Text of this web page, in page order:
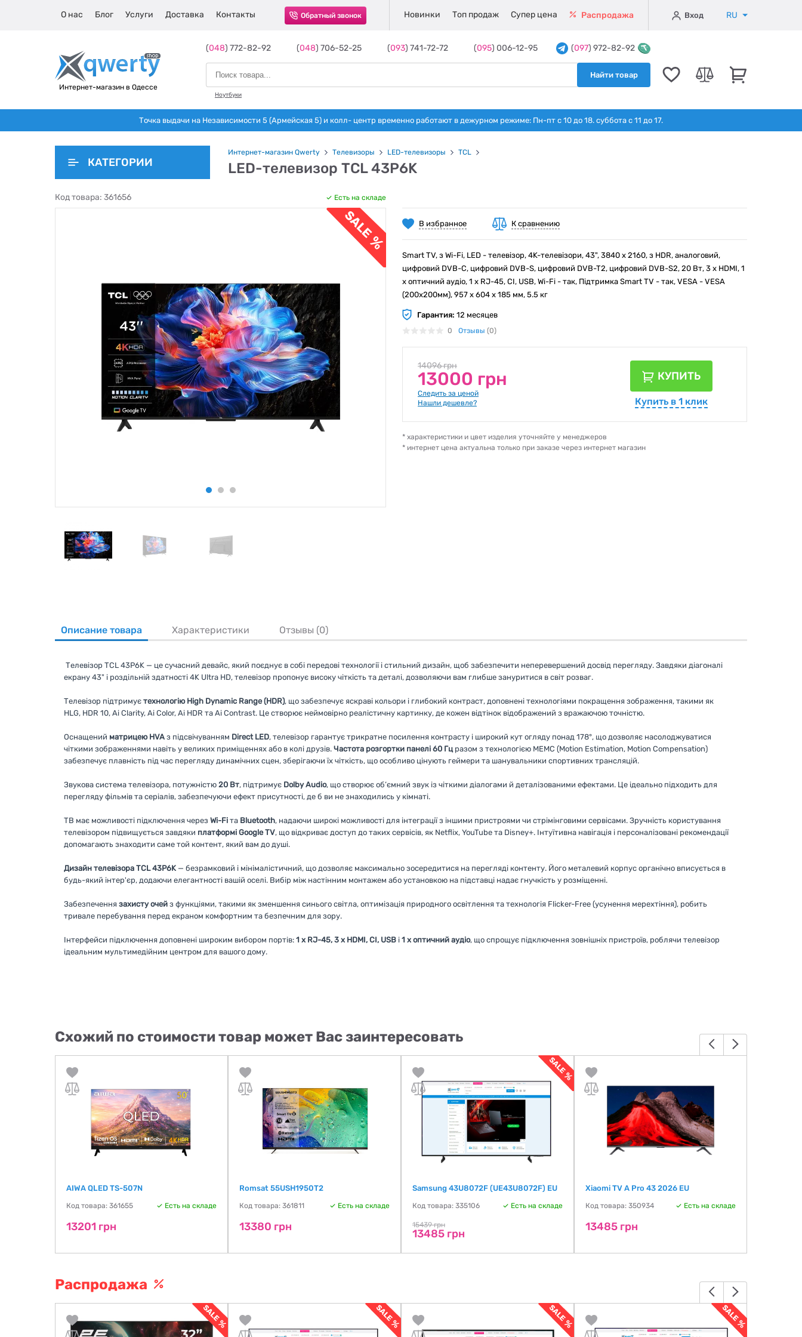
О нас Блог Услуги Доставка Контакты Обратный звонок Новинки Топ продаж Супер цена Распродажа Вход RU
Интернет-магазин в Одессе
(048) 772-82-92 (048) 706-52-25 (093) 741-72-72 (095) 006-12-95 (097) 972-82-92
Найти товар
Ноутбуки
Точка выдачи на Независимости 5 (Армейская 5) и колл- центр временно работают в дежурном режиме: Пн-пт с 10 до 18. суббота с 11 до 17.
КАТЕГОРИИ
Интернет-магазин Qwerty Телевизоры LED-телевизоры TCL
LED-телевизор TCL 43P6K
Код товара: 361656 Есть на складе
В избранное К сравнению
Smart TV, з Wi-Fi, LED - телевізор, 4K-телевізори, 43", 3840 x 2160, з HDR, аналоговий,
цифровий DVB-C, цифровий DVB-S, цифровий DVB-T2, цифровий DVB-S2, 20 Вт, 3 x HDMI, 1
x оптичний аудіо, 1 x RJ-45, CI, USB, Wi-Fi - так, Підтримка Smart TV - так, VESA - VESA
(200x200мм), 957 x 604 x 185 мм, 5.5 кг
Гарантия: 12 месяцев
0 Отзывы (0)
14096 грн
13000 грн
Следить за ценой
Нашли дешевле?
КУПИТЬ
Купить в 1 клик
* характеристики и цвет изделия уточняйте у менеджеров
* интернет цена актуальна только при заказе через интернет магазин
Описание товара Характеристики Отзывы (0)
Телевізор TCL 43P6K — це сучасний девайс, який поєднує в собі передові технології і стильний дизайн, щоб забезпечити неперевершений досвід перегляду. Завдяки діагоналі
екрану 43" і роздільній здатності 4K Ultra HD, телевізор пропонує високу чіткість та деталі, дозволяючи вам глибше зануритися в світ розваг.
Телевізор підтримує технологію High Dynamic Range (HDR), що забезпечує яскраві кольори і глибокий контраст, доповнені технологіями покращення зображення, такими як
HLG, HDR 10, Ai Clarity, Ai Color, Ai HDR та Ai Contrast. Це створює неймовірно реалістичну картинку, де кожен відтінок відображений з вражаючою точністю.
Оснащений матрицею HVA з підсвічуванням Direct LED, телевізор гарантує трикратне посилення контрасту і широкий кут огляду понад 178°, що дозволяє насолоджуватися
чіткими зображеннями навіть у великих приміщеннях або в колі друзів. Частота розгортки панелі 60 Гцразом з технологією MEMC (Motion Estimation, Motion Compensation)
забезпечує плавність під час перегляду динамічних сцен, зберігаючи їх чіткість, що особливо цінують геймери та шанувальники спортивних трансляцій.
Звукова система телевізора, потужністю 20 Вт, підтримує Dolby Audio, що створює об’ємний звук із чіткими діалогами й деталізованими ефектами. Це ідеально підходить для
перегляду фільмів та серіалів, забезпечуючи ефект присутності, де б ви не знаходились у кімнаті.
ТВ має можливості підключення через Wi-Fi та Bluetooth, надаючи широкі можливості для інтеграції з іншими пристроями чи стрімінговими сервісами. Зручність користування
телевізором підвищується завдяки платформі Google TV, що відкриває доступ до таких сервісів, як Netflix, YouTube та Disney+. Інтуїтивна навігація і персоналізовані рекомендації
допомагають знаходити саме той контент, який вам до душі.
Дизайн телевізора TCL 43P6K — безрамковий і мінімалістичний, що дозволяє максимально зосередитися на перегляді контенту. Його металевий корпус органічно вписується в
будь-який інтер'єр, додаючи елегантності вашій оселі. Вибір між настінним монтажем або установкою на підставці надає гнучкість у розміщенні.
Забезпечення захисту очей з функціями, такими як зменшення синього світла, оптимізація природного освітлення та технологія Flicker-Free (усунення мерехтіння), робить
тривале перебування перед екраном комфортним та безпечним для зору.
Інтерфейси підключення доповнені широким вибором портів: 1 x RJ-45, 3 x HDMI, CI, USB і 1 x оптичний аудіо, що спрощує підключення зовнішніх пристроїв, роблячи телевізор
ідеальним мультимедійним центром для вашого дому.
Схожий по стоимости товар может Вас заинтересовать
AIWA QLED TS-507N
Код товара: 361655 Есть на складе
13201 грн
Romsat 55USH1950T2
Код товара: 361811 Есть на складе
13380 грн
Samsung 43U8072F (UE43U8072F) EU
Код товара: 335106 Есть на складе
15439 грн
13485 грн
Xiaomi TV A Pro 43 2026 EU
Код товара: 350934 Есть на складе
13485 грн
Распродажа